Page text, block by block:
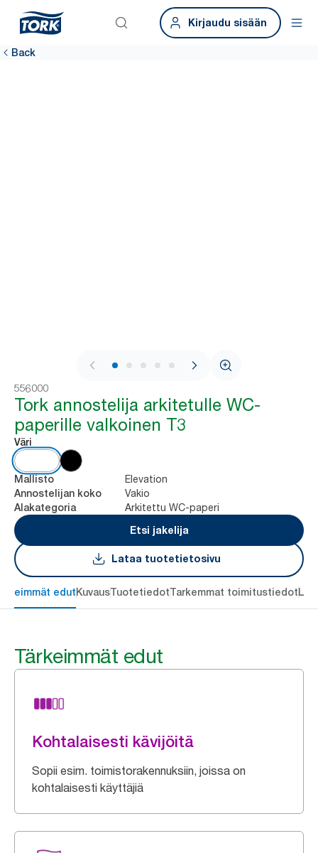
Kirjaudu sisään
Back
1 / 7
556000
Tork annostelija arkitetulle WC-
paperille valkoinen T3
Väri
Mallisto Elevation
Annostelijan koko Vakio
Alakategoria
Arkitettu WC-paperi
Etsi jakelija
Lataa tuotetietosivu
edutKuvausTuotetiedotTarkemmat toimitustiedot
Tärkeimmät edut
Kohtalaisesti kävijöitä
Sopii esim. toimistorakennuksiin, joissa on
kohtalaisesti käyttäjiä